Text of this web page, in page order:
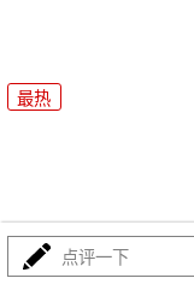
最热
点评一下